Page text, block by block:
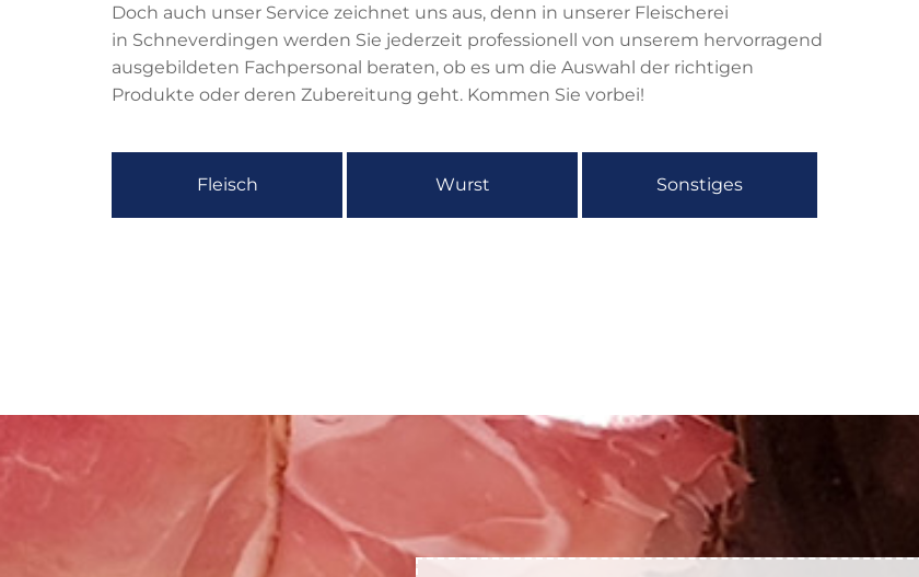
Doch auch unser Service zeichnet uns aus, denn in unserer Fleischerei
in Schneverdingen werden Sie jederzeit professionell von unserem hervorragend
ausgebildeten Fachpersonal beraten, ob es um die Auswahl der richtigen
Produkte oder deren Zubereitung geht. Kommen Sie vorbei!
Fleisch Wurst Sonstiges